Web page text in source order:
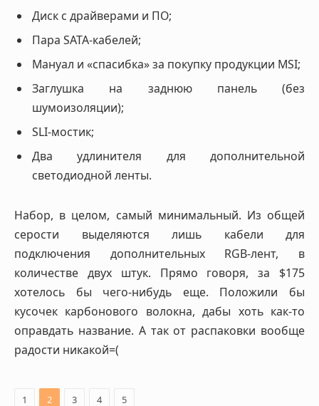
Диск с драйверами и ПО;
Пара SATA-кабелей;
Мануал и «спасибка» за покупку продукции MSI;
Заглушка на заднюю панель (без
шумоизоляции);
SLI-мостик;
Два удлинителя для дополнительной
светодиодной ленты.
Набор, в целом, самый минимальный. Из общей
серости выделяются лишь кабели для
подключения дополнительных RGB-лент, в
количестве двух штук. Прямо говоря, за $175
хотелось бы чего-нибудь еще. Положили бы
кусочек карбонового волокна, дабы хоть как-то
оправдать название. А так от распаковки вообще
радости никакой=(
1 2 3 4 5